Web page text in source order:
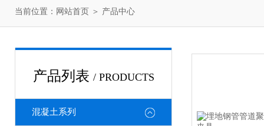
当前位置： 网站首页 ＞ 产品中心
产品列表 / PRODUCTS
混凝土系列